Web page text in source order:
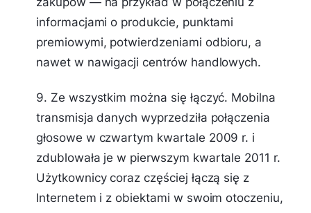
informacjami o produkcie, punktami
premiowymi, potwierdzeniami odbioru, a
nawet w nawigacji centrów handlowych.
9. Ze wszystkim można się łączyć. Mobilna
transmisja danych wyprzedziła połączenia
głosowe w czwartym kwartale 2009 r. i
zdublowała je w pierwszym kwartale 2011 r.
Użytkownicy coraz częściej łączą się z
Internetem i z obiektami w swoim otoczeniu,